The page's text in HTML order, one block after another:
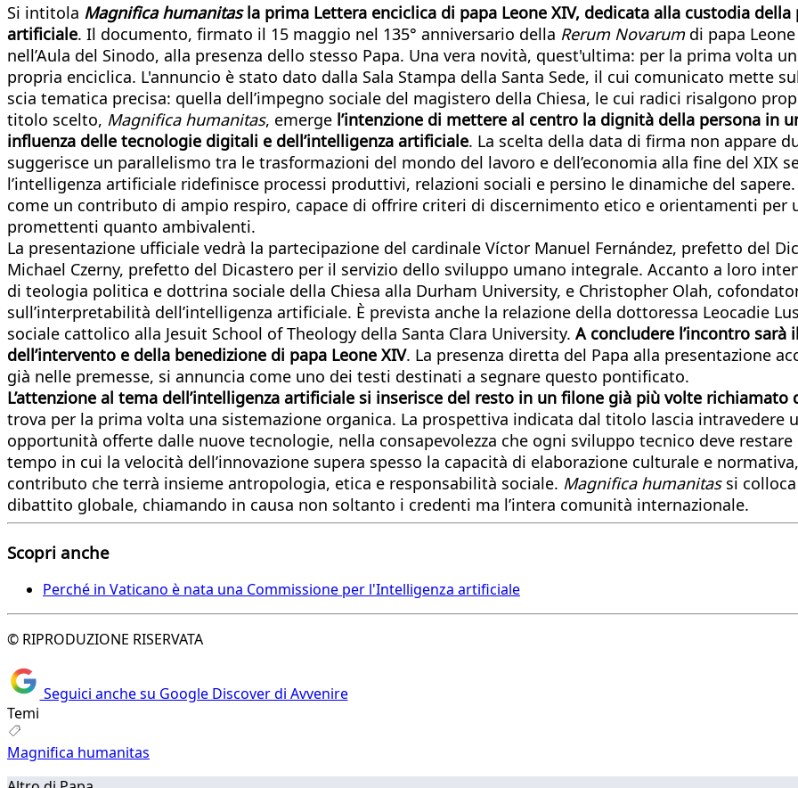
Si intitola Magnifica humanitasla prima Lettera enciclica di papa Leone XIV, dedicata alla custodia
artificiale. Il documento, firmato il 15 maggio nel 135° anniversario della Rerum Novarumdi papa
nell’Aula del Sinodo, alla presenza dello stesso Papa. Una vera novità, quest'ultima: per la prima volta
propria enciclica. L'annuncio è stato dato dalla Sala Stampa della Santa Sede, il cui comunicato mette
scia tematica precisa: quella dell’impegno sociale del magistero della Chiesa, le cui radici risalgono
titolo scelto, Magnifica humanitas, emerge l’intenzione di mettere al centro la dignità della persona in
influenza delle tecnologie digitali e dell’intelligenza artificiale. La scelta della data di firma non appare
suggerisce un parallelismo tra le trasformazioni del mondo del lavoro e dell’economia alla fine del XIX
l’intelligenza artificiale ridefinisce processi produttivi, relazioni sociali e persino le dinamiche del
come un contributo di ampio respiro, capace di offrire criteri di discernimento etico e orientamenti per
promettenti quanto ambivalenti.
La presentazione ufficiale vedrà la partecipazione del cardinale Víctor Manuel Fernández, prefetto del
Michael Czerny, prefetto del Dicastero per il servizio dello sviluppo umano integrale. Accanto a loro
di teologia politica e dottrina sociale della Chiesa alla Durham University, e Christopher Olah,
sull’interpretabilità dell’intelligenza artificiale. È prevista anche la relazione della dottoressa Leocadie
sociale cattolico alla Jesuit School of Theology della Santa Clara University. A concludere l’incontro
dell’intervento e della benedizione di papa Leone XIV. La presenza diretta del Papa alla presentazione
già nelle premesse, si annuncia come uno dei testi destinati a segnare questo pontificato.
L’attenzione al tema dell’intelligenza artificiale si inserisce del resto in un filone già più volte
trova per la prima volta una sistemazione organica. La prospettiva indicata dal titolo lascia intravedere
opportunità offerte dalle nuove tecnologie, nella consapevolezza che ogni sviluppo tecnico deve
tempo in cui la velocità dell’innovazione supera spesso la capacità di elaborazione culturale e
contributo che terrà insieme antropologia, etica e responsabilità sociale. Magnifica humanitassi
dibattito globale, chiamando in causa non soltanto i credenti ma l’intera comunità internazionale.
Scopri anche
Perché in Vaticano è nata una Commissione per l'Intelligenza artificiale
© RIPRODUZIONE RISERVATA
Seguici anche su Google Discover di Avvenire
Temi
Magnifica humanitas